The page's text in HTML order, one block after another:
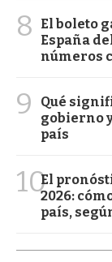
8
El boleto
España
números
9
Qué
gobierno
país
10El
2026:
país,